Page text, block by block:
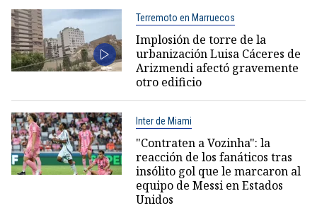
Terremoto en Marruecos
Implosión de torre de la
urbanización Luisa Cáceres de
Arizmendi afectó gravemente
otro edificio
Inter de Miami
"Contraten a Vozinha": la
reacción de los fanáticos tras
insólito gol que le marcaron al
equipo de Messi en Estados
Unidos